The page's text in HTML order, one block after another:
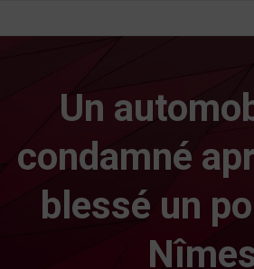
Un
condamné
blessé un